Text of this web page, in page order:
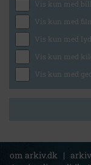
Vis kun med
Vis kun med
Vis kun med
Vis kun med
Vis kun med
om arkiv.dk |